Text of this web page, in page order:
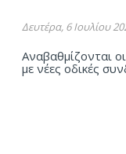
Δευτέρα, 6 Ιουλίου
Αναβαθμίζονται
με νέες οδικές